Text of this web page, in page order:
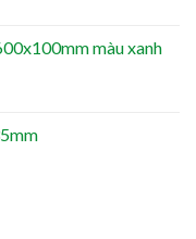
màu xanh